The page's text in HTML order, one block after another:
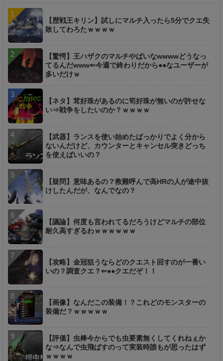
【歴戦王キリン】試しにマルチ入ったら5分でクエ失
敗してわろたｗｗｗｗ
【驚愕】王ハザクのマルチやばいなwwwwどうなっ
てるんだwww⇐今週で終わりだから●●なユーザーが
多いだけｗ
【ネタ】茸好珠があるのに筍好珠が無いのが許せな
い⇒戦争をしたいのか？ｗｗｗｗ
【武器】ランスを使い始めたばっかりでよく分から
ないんだけど、カウンターとキャンセル突きどっち
を使えばいいの？
【疑問】意味あるの？救難呼んで高HRの人が途中抜
けしたんだが、なんでなの？
【議論】何度も言われてるだろうけどマルチの部位
耐久高すぎるわｗｗｗｗｗｗ
【攻略】金冠狙うならどのクエスト回すのが一番い
いの？調査クエ？⇐●●クエだぞ！！
【画像】なんだこの装備！？これどのモンスターの
装備だ？ｗｗｗｗｗ
【評価】虫棒今からでも虫要素無くしてくれねぇか
な⇒なんで虫飛ばすのって実装時誰もが思ったはず
ｗｗｗｗ